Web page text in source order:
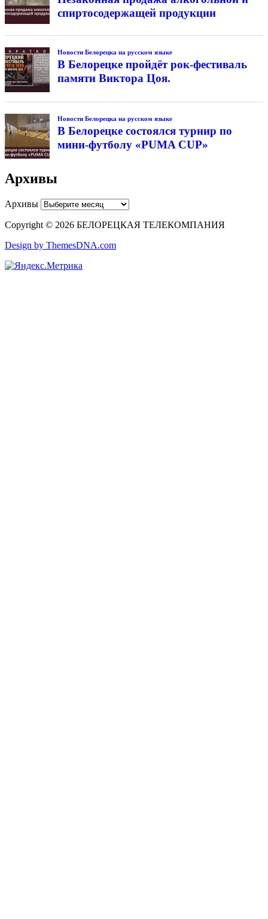
спиртосодержащей продукции
Новости Белорецка на русском языке
В Белорецке пройдёт рок-фестиваль
памяти Виктора Цоя.
Новости Белорецка на русском языке
В Белорецке состоялся турнир по
мини-футболу «PUMA CUP»
Архивы
Архивы
Copyright © 2026 БЕЛОРЕЦКАЯ ТЕЛЕКОМПАНИЯ
Design by ThemesDNA.com